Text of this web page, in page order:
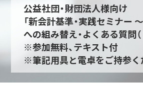
公益社団・財団法人様向け
「新会計基準・実践セミナー
への組み替え・よくある質問（
※参加無料、テキスト付
※筆記用具と電卓をご持参く